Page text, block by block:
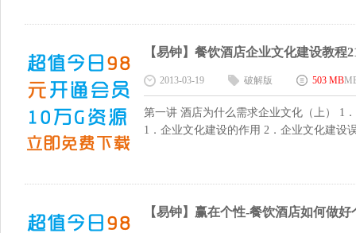
【易钟】餐饮酒店企业文化建设教程
2013-03-19 破解版 503 MB
第一讲 酒店为什么需求企业文化（上） 1
1．企业文化建设的作用 2．企业文化建设
【易钟】赢在个性-餐饮酒店如何做